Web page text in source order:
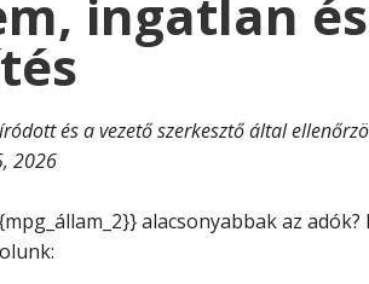
ingatlan és
és a vezető szerkesztő által
2026
alacsonyabbak az